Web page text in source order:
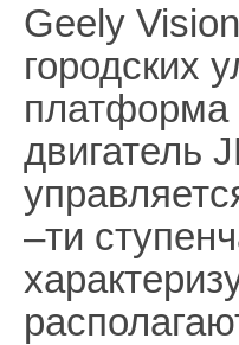
Geely
городских
платформа
двигатель
–ти